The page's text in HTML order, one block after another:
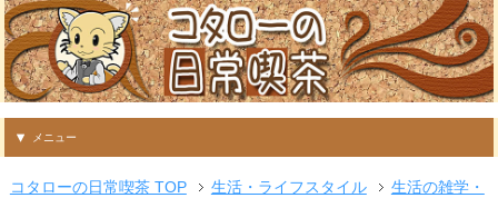
メニュー
コタローの日常喫茶 TOP 生活・ライフスタイル
生活の雑学・